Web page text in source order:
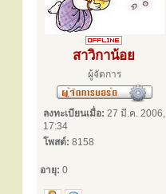
สาวิกาน้อย
ผู้จัดการ
ลงทะเบียนเมื่อ: 27 มี.ค. 2006,
17:34
โพสต์: 8158
อายุ: 0